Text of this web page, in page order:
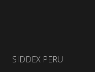
SIDDEX PERU